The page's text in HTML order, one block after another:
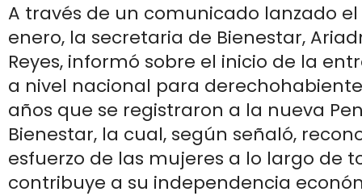
A través de un comunicado lanzado
enero, la secretaria de Bienestar,
Reyes, informó sobre el inicio de la
a nivel nacional para
años que se registraron a la nueva
Bienestar, la cual, según señaló,
esfuerzo de las mujeres a lo largo de
contribuye a su independencia